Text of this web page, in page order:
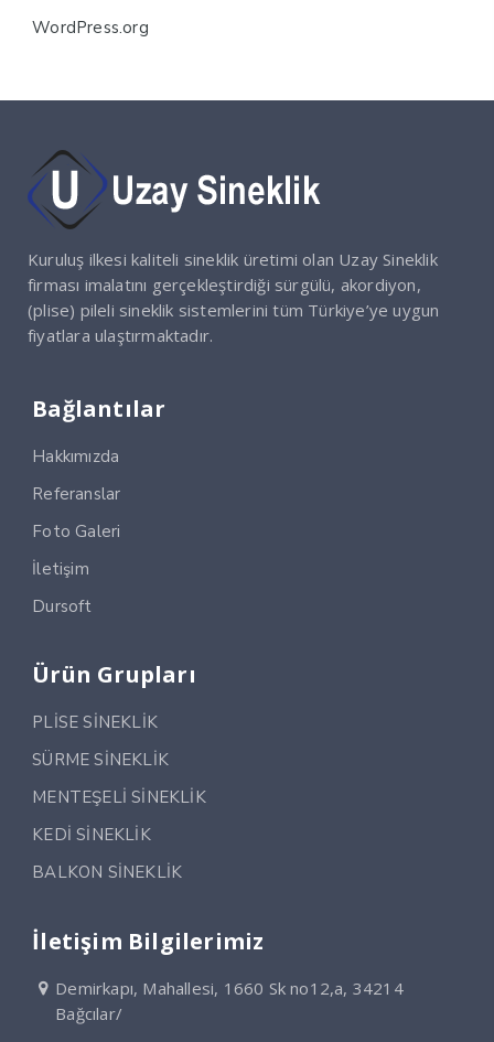
WordPress.org
Kuruluş ilkesi kaliteli sineklik üretimi olan Uzay Sineklik
firması imalatını gerçekleştirdiği sürgülü, akordiyon,
(plise) pileli sineklik sistemlerini tüm Türkiye’ye uygun
fiyatlara ulaştırmaktadır.
Bağlantılar
Hakkımızda
Referanslar
Foto Galeri
İletişim
Dursoft
Ürün Grupları
PLİSE SİNEKLİK
SÜRME SİNEKLİK
MENTEŞELİ SİNEKLİK
KEDİ SİNEKLİK
BALKON SİNEKLİK
İletişim Bilgilerimiz
Demirkapı, Mahallesi, 1660 Sk no12,a, 34214
Bağcılar/